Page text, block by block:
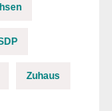
Zuhaus